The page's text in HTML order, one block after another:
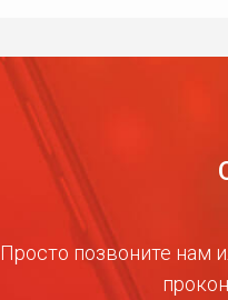
Просто позвоните нам